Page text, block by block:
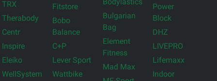
TRX
Therabody
Centr
Inspire
Eleiko
WellSystem
Fitstore
Bobo
Balance
C+P
Lever Sport
Wattbike
Bulgarian
Bag
Element
Fitness
Mad Max
Power
Block
DHZ
LIVEPRO
Lifemaxx
Indoor